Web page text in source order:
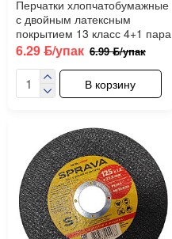
Перчатки хлопчатобумажные
с двойным латексным
покрытием 13 класс 4+1 пара
6.29 ƃ/упак 6.99 ƃ/упак
В корзину